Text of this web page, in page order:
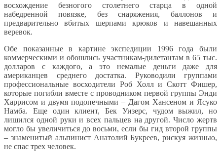
восхождение безногого столетнего старца в одной
набедренной повязке, без снаряжения, баллонов и
предварительно вбитых шерпами крюков и навешанных
веревок.
Обе показанные в картине экспедиции 1996 года были
коммерческими и обошлись участникам-дилетантам в 65 тыс.
долларов с каждого, а это немалые деньги даже для
американцев среднего достатка. Руководили группами
профессиональные восходители Роб Холл и Скотт Фишер,
которые погибли вместе с проводником первой группы Энди
Харрисом и двумя подопечными – Дагом Хансеном и Ясуко
Намба. Еще один клиент, Бек Уизерс, чудом выжил, но
лишился одной руки и всех пальцев на другой. Число жертв
могло бы увеличиться до восьми, если бы гид второй группы
– знаменитый альпинист Анатолий Букреев, рискуя жизнью,
не спас трех человек.